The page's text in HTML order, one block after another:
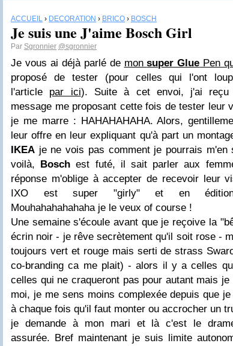
ACCUEIL › DÉCORATION › BRICO › BOSCH
Je suis une J'aime Bosch Girl
Par Sgronnier @sgronnier
Je vous ai déjà parlé de monsuper Glue Pen
proposé de tester (pour celles qui l'ont
l'article par ici). Suite à cet envoi, j'ai reçu
message me proposant cette fois de tester leur
je me marre : HAHAHAHAHA. Alors,
leur offre en leur expliquant qu'à part un
IKEA je ne vois pas comment je pourrais m'en
voilà, Bosch est futé, il sait parler aux
réponse m'oblige à accepter de recevoir leur
IXO est super "girly" et en édition
Mouhahahahahaha je le veux of course !
Une semaine s'écoule avant que je reçoive la
écrin noir - je rêve secrètement qu'il soit rose -
toujours vert et rouge mais serti de strass
co-branding ca me plait) - alors il y a celles
celles qui ne craqueront pas pour autant mais je
moi, je me sens moins complexée depuis que
à chaque fois qu'il faut monter ou accrocher un
je demande à mon mari et là c'est le
assurée. Bref maintenant je suis limite